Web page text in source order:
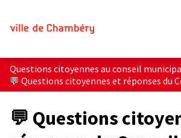
Questions citoyennes au conseil
💬 Questions citoyennes et réponses du
💬 Questions